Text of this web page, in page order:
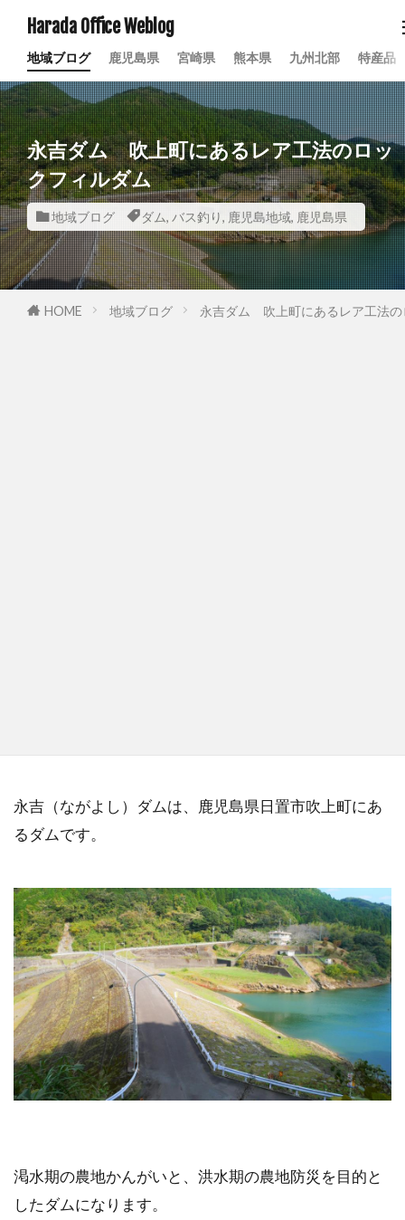
Harada Office Weblog
地域ブログ 鹿児島県 宮崎県 熊本県 九州北部 特産品
永吉ダム 吹上町にあるレア工法のロッ
クフィルダム
地域ブログ ダム, バス釣り, 鹿児島地域, 鹿児島県
HOME 地域ブログ 永吉ダム 吹上町にあるレア工法の
永吉（ながよし）ダムは、鹿児島県日置市吹上町にあ
るダムです。
渇水期の農地かんがいと、洪水期の農地防災を目的と
したダムになります。